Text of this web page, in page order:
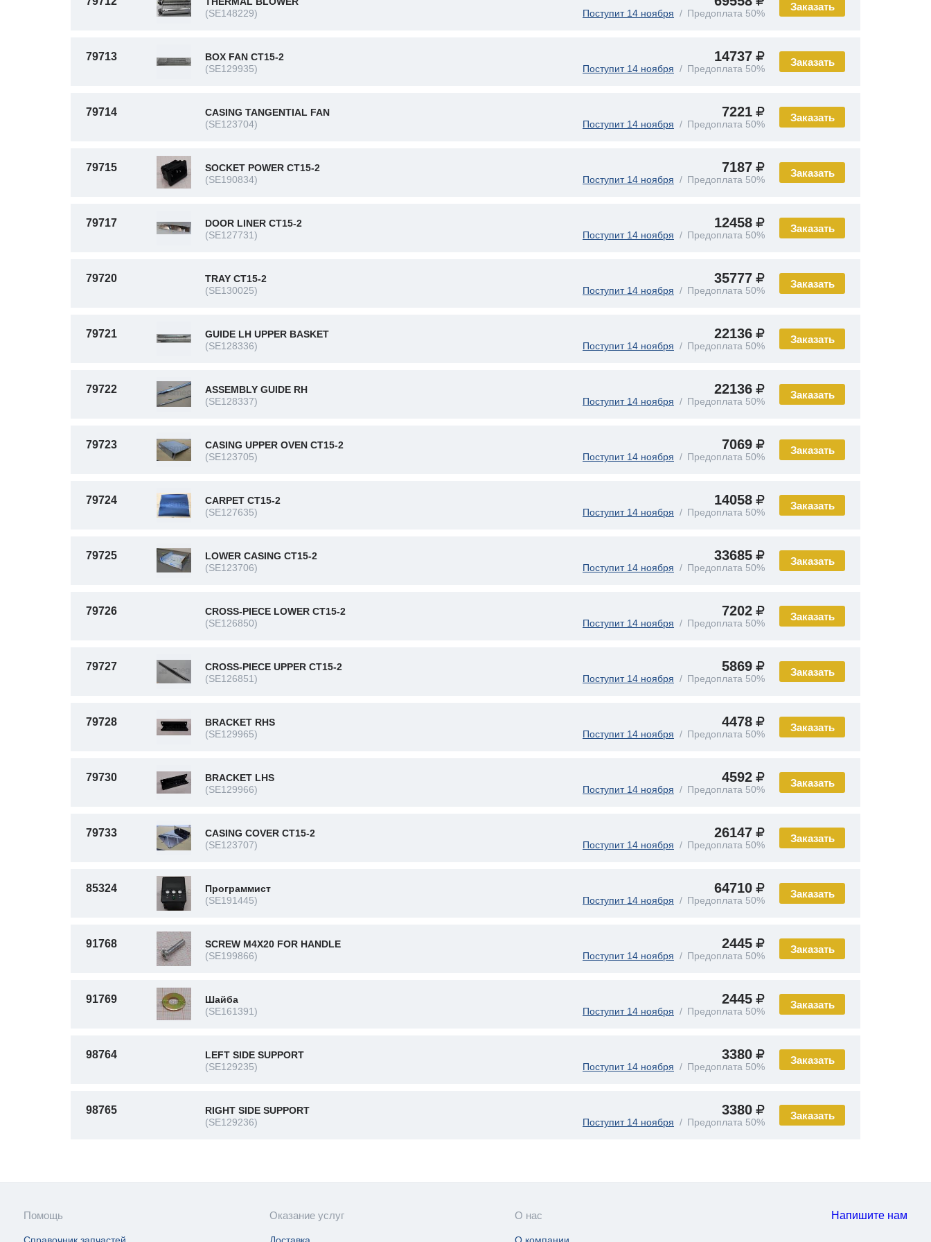
Заказать
(SE148229)
Поступит 14 ноября Предоплата 50%
Заказать
79713
BOX FAN CT15-2
(SE129935)
14737
Поступит 14 ноября Предоплата 50%
Заказать
79714
CASING TANGENTIAL FAN
(SE123704)
7221
Поступит 14 ноября Предоплата 50%
Заказать
79715
SOCKET POWER CT15-2
(SE190834)
7187
Поступит 14 ноября Предоплата 50%
Заказать
79717
DOOR LINER CT15-2
(SE127731)
12458
Поступит 14 ноября Предоплата 50%
Заказать
79720
TRAY CT15-2
(SE130025)
35777
Поступит 14 ноября Предоплата 50%
Заказать
79721
GUIDE LH UPPER BASKET
(SE128336)
22136
Поступит 14 ноября Предоплата 50%
Заказать
79722
ASSEMBLY GUIDE RH
(SE128337)
22136
Поступит 14 ноября Предоплата 50%
Заказать
79723
CASING UPPER OVEN CT15-2
(SE123705)
7069
Поступит 14 ноября Предоплата 50%
Заказать
79724
CARPET CT15-2
(SE127635)
14058
Поступит 14 ноября Предоплата 50%
Заказать
79725
LOWER CASING CT15-2
(SE123706)
33685
Поступит 14 ноября Предоплата 50%
Заказать
79726
CROSS-PIECE LOWER CT15-2
(SE126850)
7202
Поступит 14 ноября Предоплата 50%
Заказать
79727
CROSS-PIECE UPPER CT15-2
(SE126851)
5869
Поступит 14 ноября Предоплата 50%
Заказать
79728
BRACKET RHS
(SE129965)
4478
Поступит 14 ноября Предоплата 50%
Заказать
79730
BRACKET LHS
(SE129966)
4592
Поступит 14 ноября Предоплата 50%
Заказать
79733
CASING COVER CT15-2
(SE123707)
26147
Поступит 14 ноября Предоплата 50%
Заказать
85324
Программист
(SE191445)
64710
Поступит 14 ноября Предоплата 50%
Заказать
91768
SCREW M4X20 FOR HANDLE
(SE199866)
2445
Поступит 14 ноября Предоплата 50%
Заказать
91769
Шайба
(SE161391)
2445
Поступит 14 ноября Предоплата 50%
Заказать
98764
LEFT SIDE SUPPORT
(SE129235)
3380
Поступит 14 ноября Предоплата 50%
Заказать
98765
RIGHT SIDE SUPPORT
(SE129236)
3380
Поступит 14 ноября Предоплата 50%
Напишите нам
Помощь Оказание услуг О нас